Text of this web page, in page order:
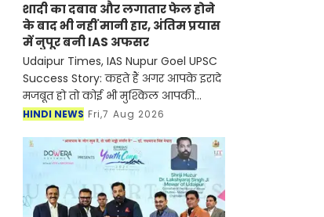
शादी का दबाव और लगातार फेल होने
के बाद भी नहीं मानी हार, अंतिम प्रयास
में नुपूर बनी IAS अफसर
Udaipur Times, IAS Nupur Goel UPSC
Success Story: कहते हैं अगर आपके इरादे
मजबूत हो तो कोई भी मुश्किल आपकी
सफलता की रुकावट नहीं बन सकती है।
UPSC सिविल सेवा प
HINDI NEWS Fri,7 Aug 2026